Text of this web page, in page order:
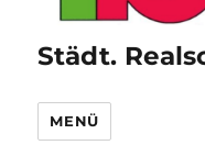
Städt.
MENÜ